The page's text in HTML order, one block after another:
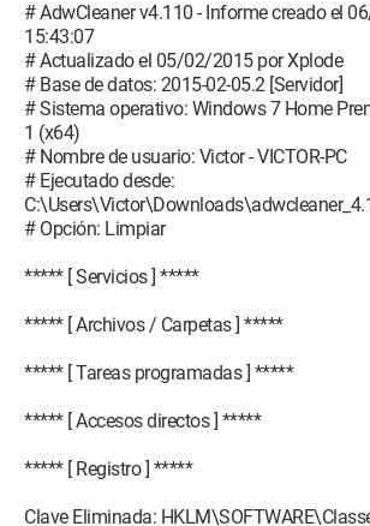
# AdwCleaner v4.110 - Informe creado el
15:43:07
# Actualizado el 05/02/2015 por Xplode
# Base de datos: 2015-02-05.2 [Servidor]
# Sistema operativo: Windows 7 Home
1 (x64)
# Nombre de usuario: Victor - VICTOR-PC
# Ejecutado desde:
# Opción: Limpiar
***** [ Servicios ] *****
***** [ Archivos / Carpetas ] *****
***** [ Tareas programadas ] *****
***** [ Accesos directos ] *****
***** [ Registro ] *****
Clave Eliminada: